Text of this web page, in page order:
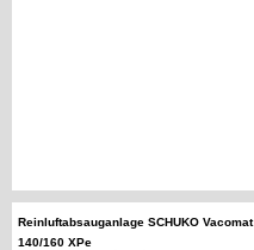
Reinluftabsauganlage SCHUKO Vacomat
140/160 XPe